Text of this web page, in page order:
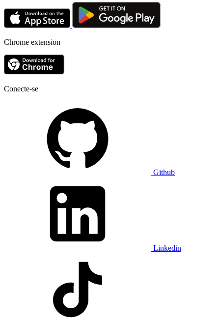
Chrome extension
Conecte-se
Github
Linkedin